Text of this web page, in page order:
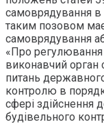
самоврядування в
таким позовом
самоврядування
«Про регулювання
виконавчий орган
питань
контролю в
сфері здійснення
будівельного